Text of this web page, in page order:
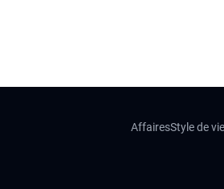
AffairesStyle de vie